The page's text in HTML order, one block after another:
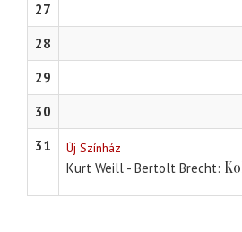
27
28
29
30
31
Új Színház
Kurt Weill - Bertolt Brecht